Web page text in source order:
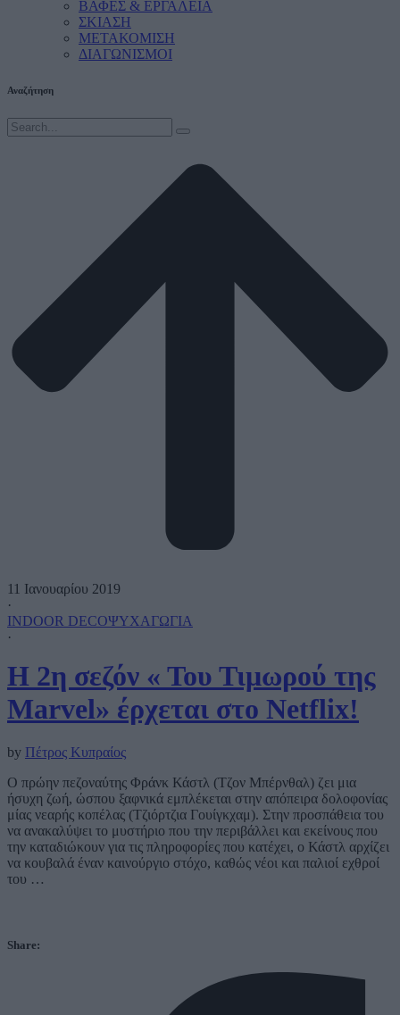
ΒΑΦΕΣ & ΕΡΓΑΛΕΙΑ
ΣΚΙΑΣΗ
ΜΕΤΑΚΟΜΙΣΗ
ΔΙΑΓΩΝΙΣΜΟΙ
Αναζήτηση
11 Ιανουαρίου 2019
·
INDOOR DECOΨΥΧΑΓΩΓΙΑ
·
Η 2η σεζόν « Του Τιμωρού της
Marvel» έρχεται στο Netflix!
by Πέτρος Κυπραίος
Ο πρώην πεζοναύτης Φράνκ Κάστλ (Τζον Μπέρνθαλ) ζει μια
ήσυχη ζωή, ώσπου ξαφνικά εμπλέκεται στην απόπειρα δολοφονίας
μίας νεαρής κοπέλας (Τζιόρτζια Γουίγκχαμ). Στην προσπάθεια του
να ανακαλύψει το μυστήριο που την περιβάλλει και εκείνους που
την καταδιώκουν για τις πληροφορίες που κατέχει, ο Κάστλ αρχίζει
να κουβαλά έναν καινούργιο στόχο, καθώς νέοι και παλιοί εχθροί
του …
Share: